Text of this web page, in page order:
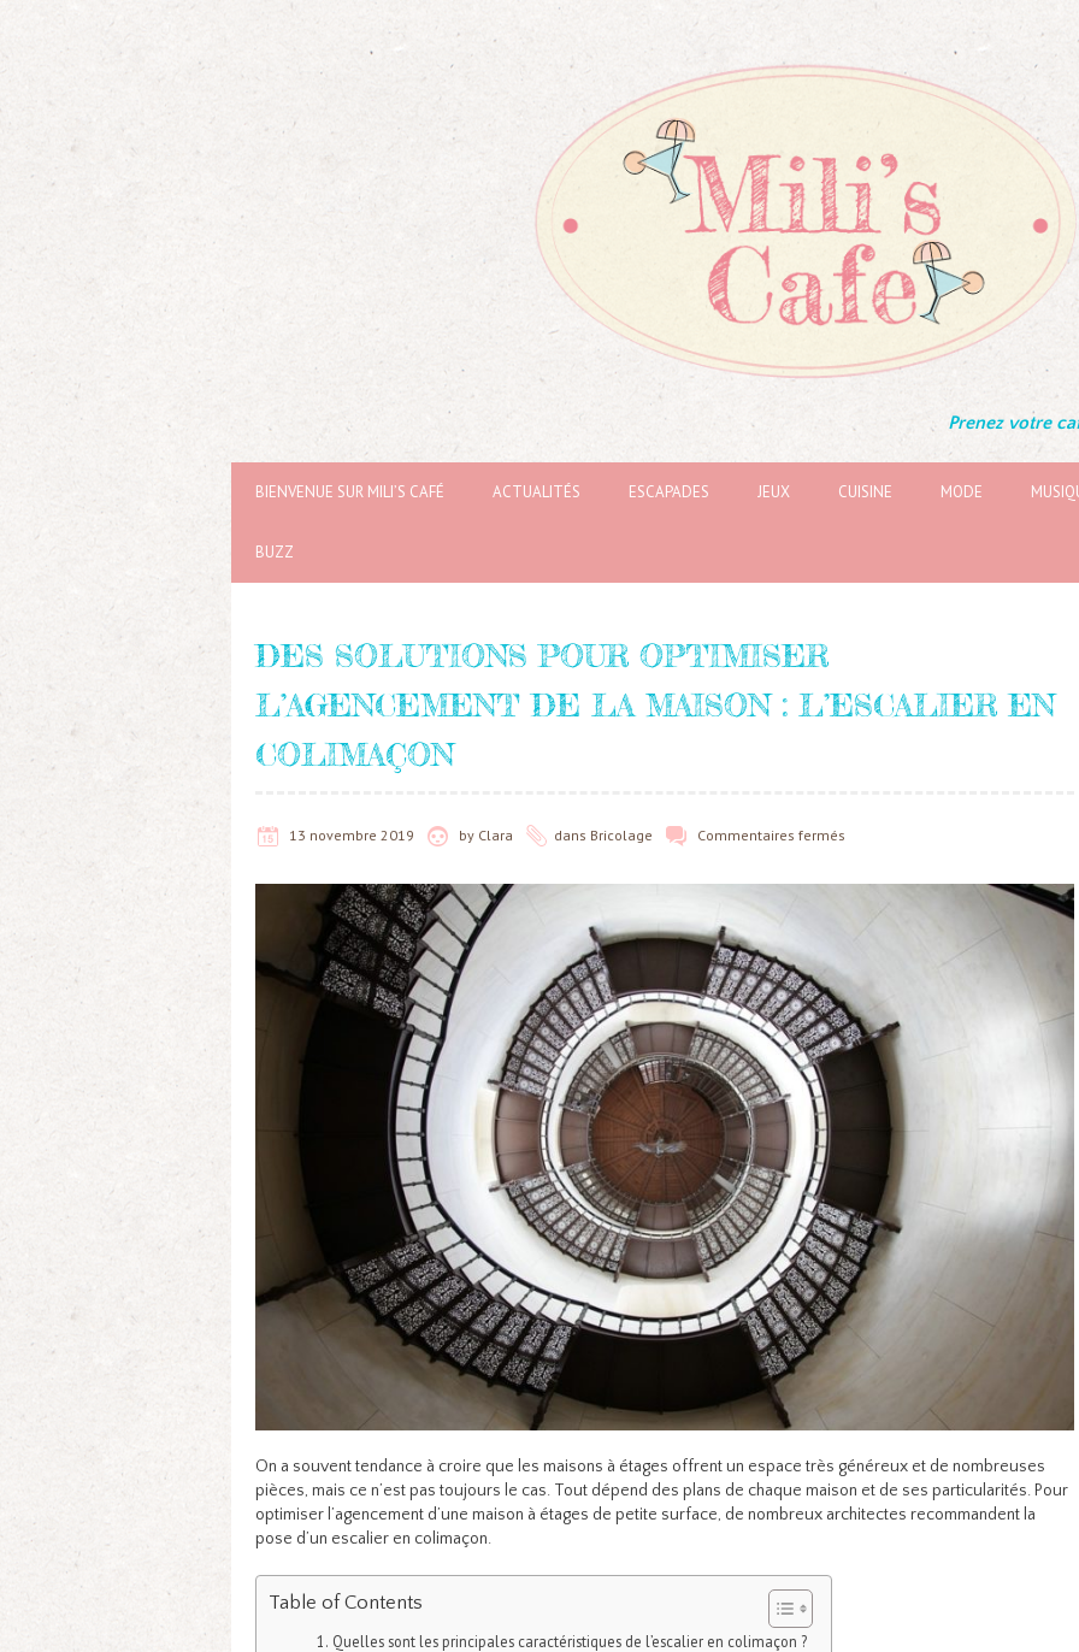
Prenez votre
BIENVENUE SUR MILI’S CAFÉ ACTUALITÉS ESCAPADES JEUX CUISINE MODE
BUZZ
DES SOLUTIONS POUR OPTIMISER
L’AGENCEMENT DE LA MAISON : L’ESCALIER EN
COLIMAÇON
13 novembre 2019 by Clara dans Bricolage Commentaires fermés
On a souvent tendance à croire que les maisons à étages offrent un espace très généreux et de nombreuses
pièces, mais ce n’est pas toujours le cas. Tout dépend des plans de chaque maison et de ses particularités. Pour
optimiser l’agencement d’une maison à étages de petite surface, de nombreux architectes recommandent la
pose d’un escalier en colimaçon.
Table of Contents
Quelles sont les principales caractéristiques de l’escalier en colimaçon ?